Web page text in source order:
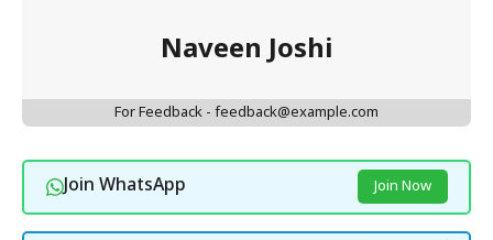
Naveen Joshi
For Feedback - feedback@example.com
Join WhatsApp Join Now